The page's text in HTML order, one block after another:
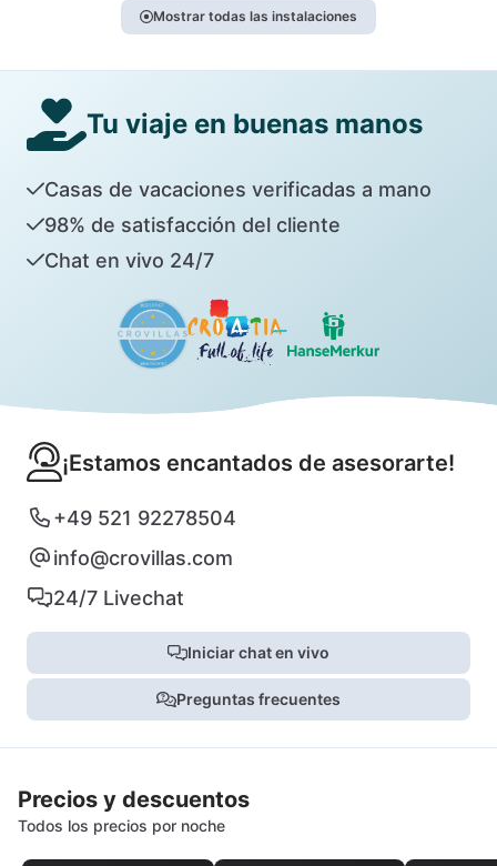
Mostrar todas las instalaciones
Tu viaje en buenas manos
Casas de vacaciones verificadas a mano
98% de satisfacción del cliente
Chat en vivo 24/7
¡Estamos encantados de asesorarte!
+49 521 92278504
info@crovillas.com
24/7 Livechat
Iniciar chat en vivo
Preguntas frecuentes
Precios y descuentos
Todos los precios por noche